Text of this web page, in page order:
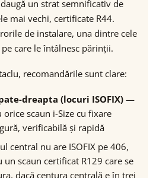
un strat semnificativ de
mai vechi, certificate R44.
de instalare, una dintre cele
care le întâlnesc părinții.
recomandările sunt clare:
dreapta (locuri ISOFIX) —
scaun i-Size cu fixare
verificabilă și rapidă
central nu are ISOFIX pe 406,
scaun certificat R129 care se
dacă centura centrală e în trei